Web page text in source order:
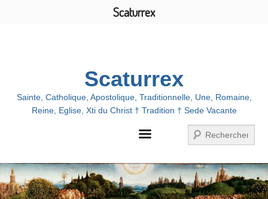
Menu
Scaturrex
Sainte, Catholique, Apostolique, Traditionnelle, Une, Romaine,
Reine, Eglise, Xti du Christ † Tradition † Sede Vacante
Recherche
Scaturrex